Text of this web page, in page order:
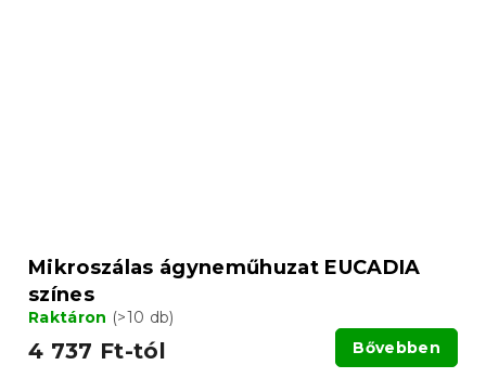
Mikroszálas ágyneműhuzat EUCADIA
színes
Raktáron (>10 db)
4 737 Ft-tól Bővebben